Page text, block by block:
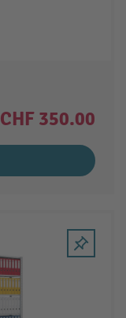
CHF 350.00